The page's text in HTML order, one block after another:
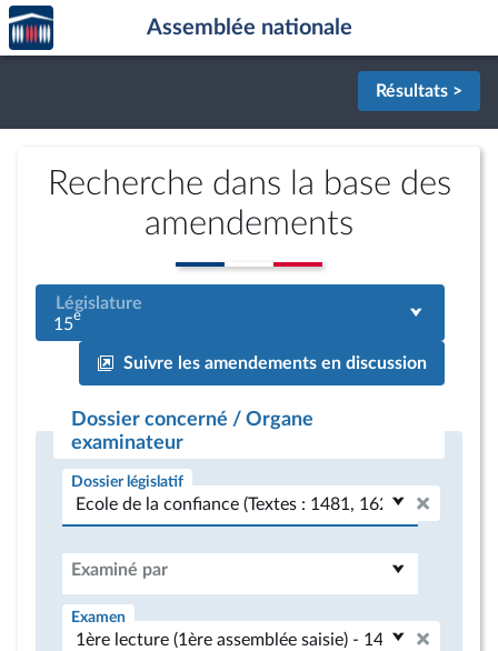
Aller au contenu
Aller en bas de la page
Accèder
à la
page
Assemblée nationale
Résultats >
Recherche dans la base des
amendements
Législature
15e
Suivre les amendements en discussion
Dossier concerné / Organe
examinateur
Dossier législatif
Examiné par
Examen